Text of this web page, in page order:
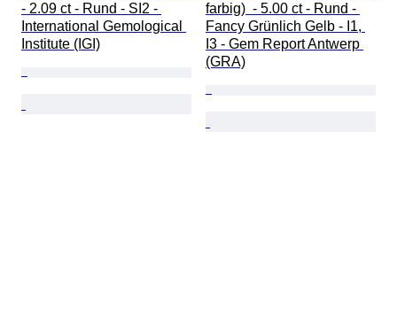
- 2.09 ct - Rund - SI2 -
International Gemological
Institute (IGI)
farbig)  - 5.00 ct - Rund -
Fancy Grünlich Gelb - I1,
I3 - Gem Report Antwerp
(GRA)